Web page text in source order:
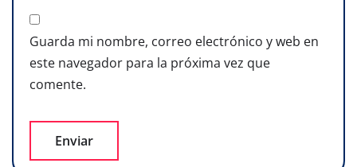
Guarda mi nombre, correo electrónico y web en
este navegador para la próxima vez que
comente.